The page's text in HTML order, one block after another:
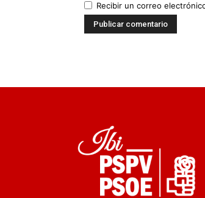
Recibir un correo